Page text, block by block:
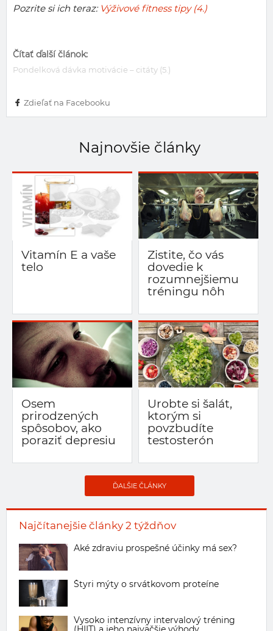
Pozrite si ich teraz: Výživové fitness tipy (4.)
Čítať ďalší článok:
Pondelková dávka motivácie – citáty (5.)
Zdieľať na Facebooku
Najčítanejšie články 2 týždňov
Aké zdraviu prospešné účinky má sex?
Štyri mýty o srvátkovom proteíne
Vysoko intenzívny intervalový tréning
Najnovšie články
Vitamín E a vaše
telo
Zistite, čo vás
dovedie k
rozumnejšiemu
tréningu nôh
Osem
prirodzených
spôsobov, ako
poraziť depresiu
Urobte si šalát,
ktorým si
povzbudíte
testosterón
ĎALŠIE ČLÁNKY